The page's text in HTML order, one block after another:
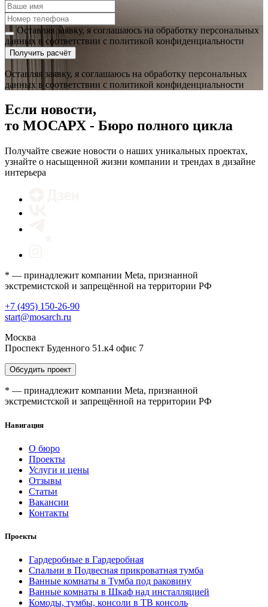
Оставляя заявку, я соглашаюсь на обработку персональных
данных в соответствии с политикой конфиденциальности
Получить расчёт
Оставляя заявку, я соглашаюсь на обработку персональных
данных в соответствии с политикой конфиденциальности
Если новости,
то МОСАРХ - Бюро полного цикла
Получайте свежие новости о наших уникальных проектах,
узнайте о насыщенной жизни компании и трендах в дизайне
интерьера
* — принадлежит компании Meta, признанной
экстремистской и запрещённой на территории РФ
+7 (495) 150-26-90
start@mosarch.ru
Москва
Проспект Буденного 51.к4 офис 7
Обсудить проект
* — принадлежит компании Meta, признанной
экстремистской и запрещённой на территории РФ
Навигация
О бюро
Проекты
Услуги и цены
Отзывы
Статьи
Вакансии
Контакты
Проекты
Гардеробные в Гардеробная
Спальни в Подвесная прикроватная тумба
Ванные комнаты в Тумба под раковину
Ванные комнаты в Шкаф над инсталляцией
Комоды, тумбы, консоли в ТВ консоль